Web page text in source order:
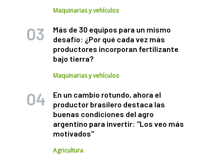
Maquinarias y vehículos
Más de 30 equipos para un mismo
desafío: ¿Por qué cada vez más
productores incorporan fertilizante
bajo tierra?
Maquinarias y vehículos
En un cambio rotundo, ahora el
productor brasilero destaca las
buenas condiciones del agro
argentino para invertir: "Los veo más
motivados"
Agricultura